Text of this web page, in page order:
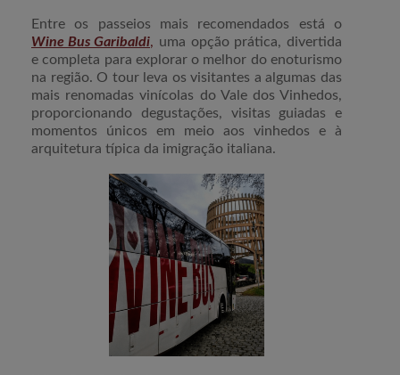
Entre os passeios mais recomendados está o
Wine Bus Garibaldi, uma opção prática, divertida
e completa para explorar o melhor do enoturismo
na região. O tour leva os visitantes a algumas das
mais renomadas vinícolas do Vale dos Vinhedos,
proporcionando degustações, visitas guiadas e
momentos únicos em meio aos vinhedos e à
arquitetura típica da imigração italiana.